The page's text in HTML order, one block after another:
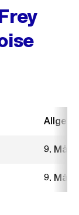
9. März
9. März